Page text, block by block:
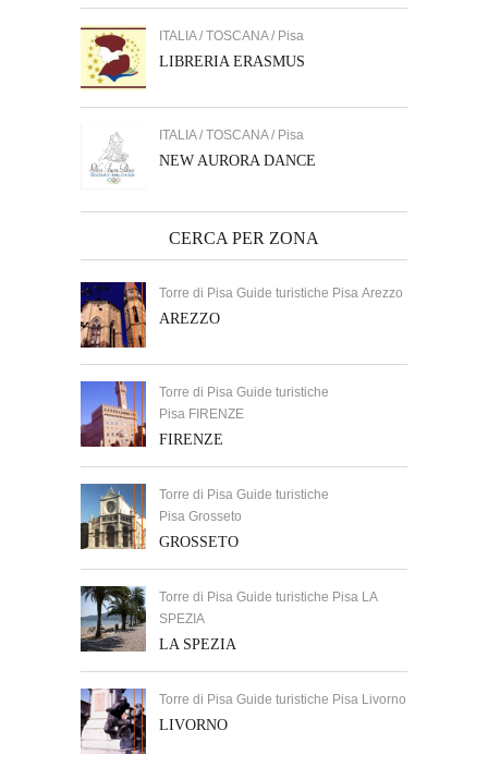
ITALIA / TOSCANA / Pisa
LIBRERIA ERASMUS
ITALIA / TOSCANA / Pisa
NEW AURORA DANCE
CERCA PER ZONA
Torre di Pisa Guide turistiche Pisa Arezzo
AREZZO
Torre di Pisa Guide turistiche
Pisa FIRENZE
FIRENZE
Torre di Pisa Guide turistiche
Pisa Grosseto
GROSSETO
Torre di Pisa Guide turistiche Pisa LA
SPEZIA
LA SPEZIA
Torre di Pisa Guide turistiche Pisa Livorno
LIVORNO